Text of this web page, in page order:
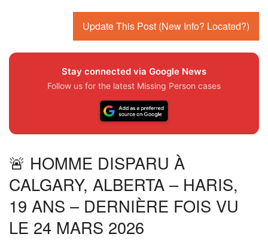
Update This Post (New Info? Located?)
Stay connected via Google News
Follow us for the latest Missing Person cases
🚨 HOMME DISPARU À
CALGARY, ALBERTA – HARIS,
19 ANS – DERNIÈRE FOIS VU
LE 24 MARS 2026